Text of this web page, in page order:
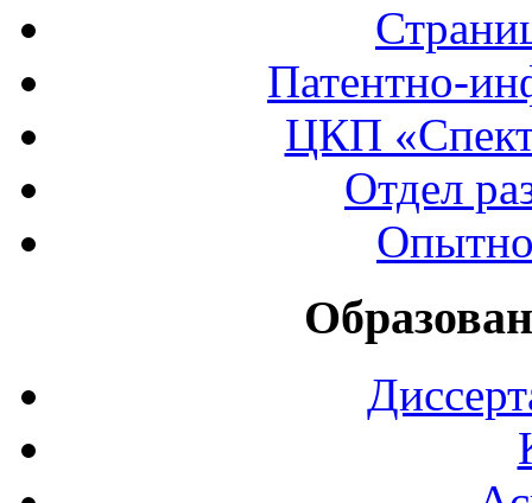
Патентно-
ЦКП
Отдел